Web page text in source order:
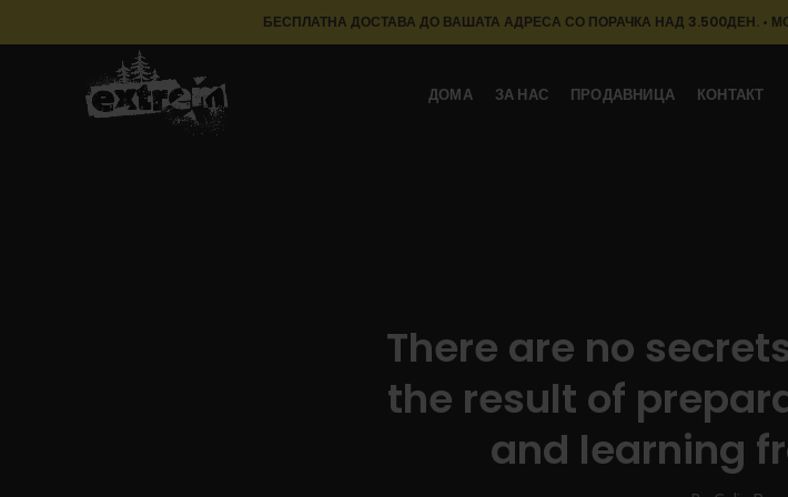
ДОМА ЗА НАС ПРОДАВНИЦА КОНТАКТ
There are no
the result of
and learning
БЕСПЛАТНА ДОСТАВА ДО ВАШАТА АДРЕСА СО ПОРАЧКА НАД 3.500ДЕН. •